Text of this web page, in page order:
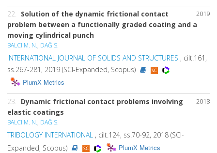
2019
22.
Solution of the dynamic frictional contact
problem between a functionally graded coating and a
moving cylindrical punch
BALCI M. N., DAĞ S.
INTERNATIONAL JOURNAL OF SOLIDS AND STRUCTURES , cilt.161,
ss.267-281, 2019 (SCI-Expanded, Scopus)
PlumX Metrics
2018
23.
Dynamic frictional contact problems involving
elastic coatings
BALCI M. N., DAĞ S.
TRIBOLOGY INTERNATIONAL , cilt.124, ss.70-92, 2018 (SCI-
Expanded, Scopus)
PlumX Metrics